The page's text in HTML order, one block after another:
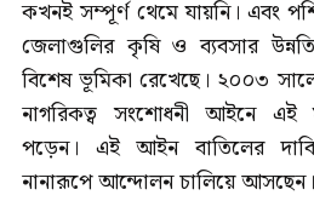
কখনই সম্পূর্ণ থেমে যায়নি। এবং
জেলাগুলির কৃষি ও ব্যবসার
বিশেষ ভূমিকা রেখেছে। ২০০৩
নাগরিকত্ব সংশোধনী আইনে এই
পড়েন। এই আইন বাতিলের
নানারূপে আন্দোলন চালিয়ে আসছেন।